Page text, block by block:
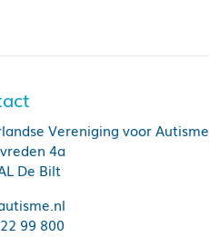
Vereniging voor Autisme
4a
De Bilt
99 800